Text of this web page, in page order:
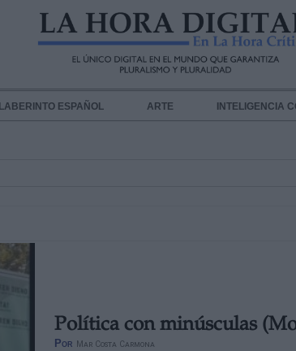
LABERINTO ESPAÑOL ARTE INTELIGENCIA
Política con minúsculas
Por Mar Costa Carmona